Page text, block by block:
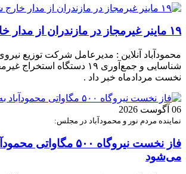
۱۹ ماینر غیرمجاز در مازندران از مدار خارج شد
محمودآباد آنلاین : مدیرعامل شرکت توزیع
شناسایی و جمع‌آوری ۱۹ دستگاه
نخست مردادماه خبر داد .
06 آگوست 2026
نماینده مردم نور و محمودآباد در مجلس:
فاز نخست نیروگاه ۵۰۰
می‌شود